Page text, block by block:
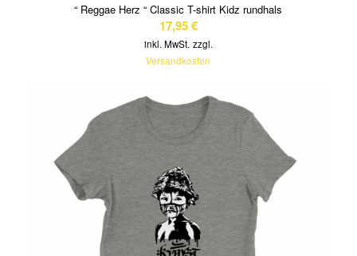
“ Reggae Herz “ Classic T-shirt Kidz rundhals
17,95€
inkl. MwSt. zzgl.
Versandkosten